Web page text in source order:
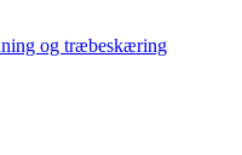
og træbeskæring